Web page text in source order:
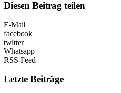
Diesen Beitrag teilen
E-Mail
facebook
twitter
Whatsapp
RSS-Feed
Letzte Beiträge